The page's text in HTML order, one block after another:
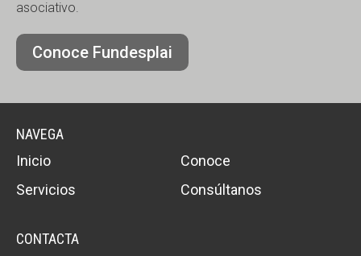
asociativo.
Conoce Fundesplai
NAVEGA
Inicio
Conoce
Servicios
Consúltanos
CONTACTA